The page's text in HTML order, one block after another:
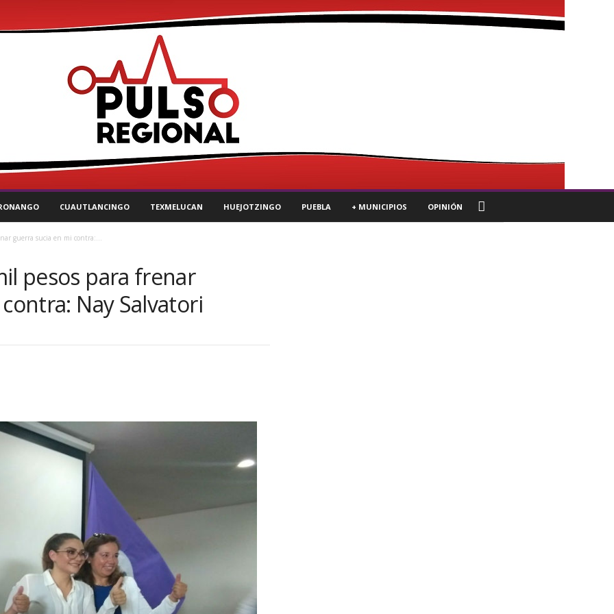
CUAUTLANCINGO TEXMELUCAN HUEJOTZINGO PUEBLA + MUNICIPIOS OPINIÓN
guerra sucia en mi contra:...
pesos para frenar
Nay Salvatori